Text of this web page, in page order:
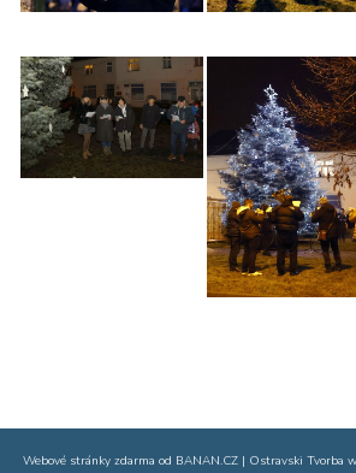
Webové stránky zdarma od BANAN.CZ| Ostravski Tvorba